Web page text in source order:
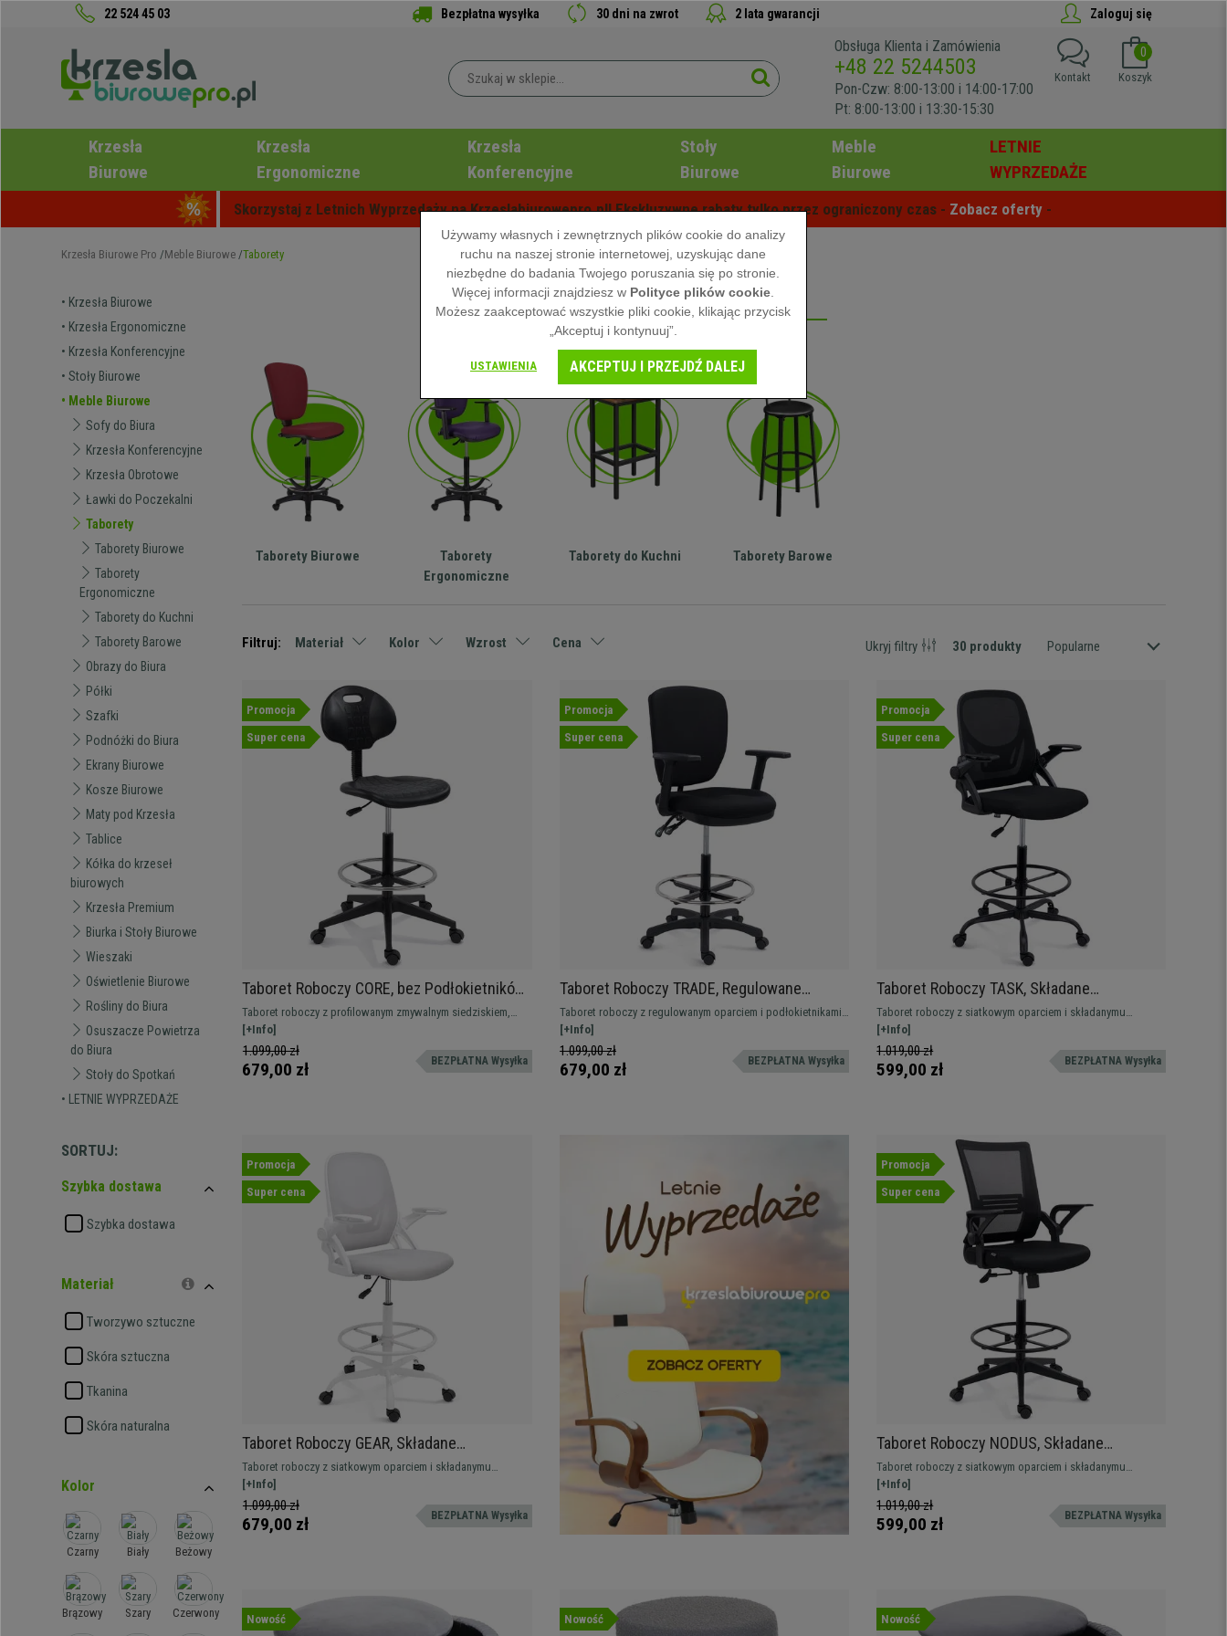
22 524 45 03 Bezpłatna wysyłka 30 dni na zwrot 2 lata gwarancji Zaloguj się
Obsługa Klienta i Zamówienia
+48 22 5244503
Pon-Czw: 8:00-13:00 i 14:00-17:00
Pt: 8:00-13:00 i 13:30-15:30
0
Koszyk
Kontakt
Krzesła
Biurowe
Krzesła
Ergonomiczne
Krzesła
Konferencyjne
Stoły
Biurowe
Meble
Biurowe
LETNIE
WYPRZEDAŻE
Skorzystaj z Letnich Wyprzedaży na Krzeslabiurowepro.pl! Ekskluzywne rabaty tylko przez ograniczony czas - Zobacz oferty -
Krzesła Biurowe Pro Meble Biurowe Taborety
• Krzesła Biurowe
• Krzesła Ergonomiczne
• Krzesła Konferencyjne
• Stoły Biurowe
• Meble Biurowe
Sofy do Biura
Krzesła Konferencyjne
Krzesła Obrotowe
Ławki do Poczekalni
Taborety
Taborety Biurowe
Taborety
Ergonomiczne
Taborety do Kuchni
Taborety Barowe
Obrazy do Biura
Półki
Szafki
Podnóżki do Biura
Ekrany Biurowe
Kosze Biurowe
Maty pod Krzesła
Tablice
Kółka do krzeseł
biurowych
Krzesła Premium
Biurka i Stoły Biurowe
Wieszaki
Oświetlenie Biurowe
Rośliny do Biura
Osuszacze Powietrza
do Biura
Stoły do Spotkań
• LETNIE WYPRZEDAŻE
SORTUJ:
Szybka dostawa
Szybka dostawa
Materiał
Tworzywo sztuczne
Skóra sztuczna
Tkanina
Skóra naturalna
Kolor
Czarny Biały Beżowy
Brązowy Szary Czerwony
TABORETY
Taborety Biurowe
Taborety
Ergonomiczne
Taborety do Kuchni Taborety Barowe
Filtruj: Materiał Kolor Wzrost Cena Ukryj filtry 30 produkty Popularne
Promocja
Super cena
Taboret Roboczy CORE, bez Podłokietników,
Regulowany Podnóżek, Zmywalna
Powierzchnia, Czarny
Taboret roboczy z profilowanym zmywalnym siedziskiem,
regulacją wysokości i podnóżkiem. Idealny do pracy przy
wysokich stanowiskach.
[+Info]
1.099,00 zł
679,00 zł BEZPŁATNA Wysyłka
Promocja
Super cena
Taboret Roboczy TRADE, Regulowane
Oparcie i Podnóżek, Komfortowa Tapicerka,
Czarna Tkanina
Taboret roboczy z regulowanym oparciem i podłokietnikami.
Ergonomia, komfort, trwałość i profesjonalny design.
[+Info]
1.099,00 zł
679,00 zł BEZPŁATNA Wysyłka
Promocja
Super cena
Taboret Roboczy TASK, Składane
Podłokietniki, Regulowany Podnóżek,
Siatkowe Oparcie, Czarny
Taboret roboczy z siatkowym oparciem i składanymu
podłokietnikami. Ergonomia, komfort, trwałość i
profesjonalny design.
[+Info]
1.019,00 zł
599,00 zł BEZPŁATNA Wysyłka
Promocja
Super cena
Taboret Roboczy GEAR, Składane
Podłokietniki, Regulowany Podnóżek, Biały
Stelaż, Szara Tapicerka
Taboret roboczy z siatkowym oparciem i składanymu
podłokietnikami. Ergonomia, komfort, trwałość i
profesjonalny design.
[+Info]
1.099,00 zł
679,00 zł BEZPŁATNA Wysyłka
Promocja
Super cena
Taboret Roboczy NODUS, Składane
Podłokietniki, Mechanizm Bujania, Siatkowe
Oparcie, Czarny
Taboret roboczy z siatkowym oparciem i składanymu
podłokietnikami, wyposażony w mechanizm bujania z
regualcją siły oporu.
[+Info]
1.019,00 zł
599,00 zł BEZPŁATNA Wysyłka
Nowość Nowość Nowość
Używamy własnych i zewnętrznych plików cookie do analizy
ruchu na naszej stronie internetowej, uzyskując dane
niezbędne do badania Twojego poruszania się po stronie.
Więcej informacji znajdziesz w Polityce plików cookie
Możesz zaakceptować wszystkie pliki cookie, klikając przycisk
„Akceptuj i kontynuuj”.
USTAWIENIA AKCEPTUJ I PRZEJDŹ DALEJ